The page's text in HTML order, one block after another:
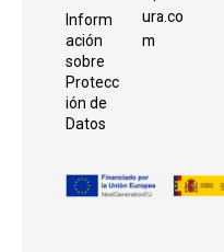
Inform
ación
sobre
Protecc
ión de
Datos
ura.co
m